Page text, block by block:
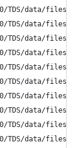
data/files/p9/
data/files/p9/
data/files/p9/
data/files/p9/
data/files/p9/
data/files/p9/
data/files/p9/
data/files/p9/
data/files/p9/
data/files/p9/